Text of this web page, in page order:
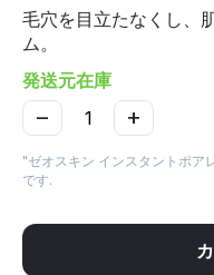
毛穴を目立たなくし、
ム。
発送元在庫
+
−
"ゼオスキン インスタントポア
です.